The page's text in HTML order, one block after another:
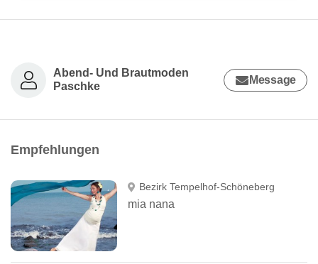
Abend- Und Brautmoden
Paschke
Message
Empfehlungen
Bezirk Tempelhof-Schöneberg
mia nana